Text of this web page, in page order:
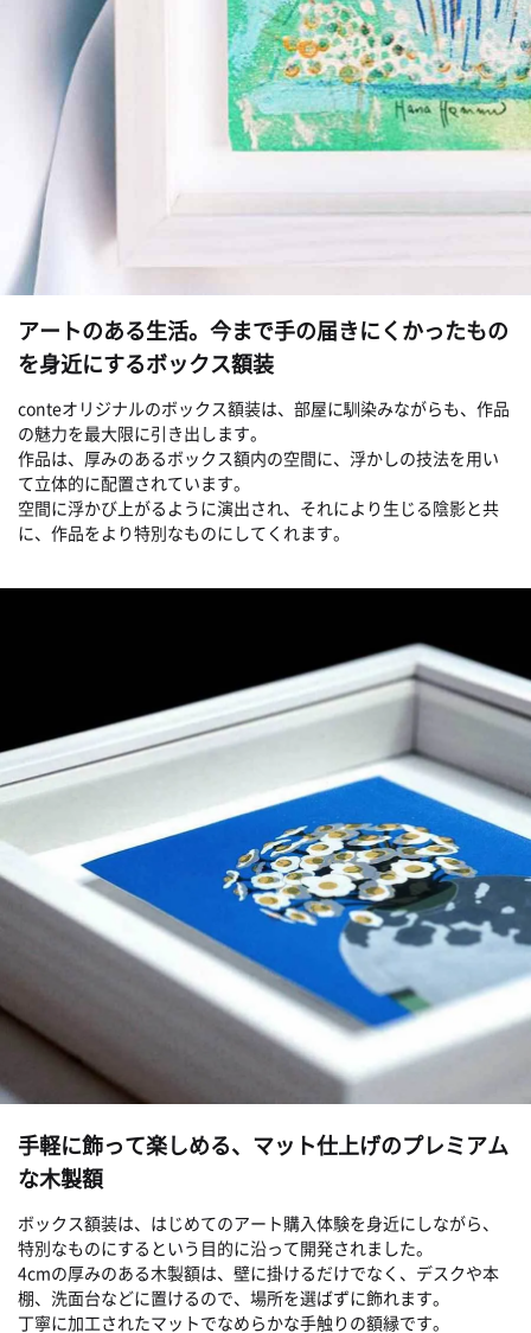
アートのある生活。今まで手の届きにくかったもの
を身近にするボックス額装
conteオリジナルのボックス額装は、部屋に馴染みながらも、作品
の魅力を最大限に引き出します。
作品は、厚みのあるボックス額内の空間に、浮かしの技法を用い
て立体的に配置されています。
空間に浮かび上がるように演出され、それにより生じる陰影と共
に、作品をより特別なものにしてくれます。
手軽に飾って楽しめる、マット仕上げのプレミアム
な木製額
ボックス額装は、はじめてのアート購入体験を身近にしながら、
特別なものにするという目的に沿って開発されました。
4cmの厚みのある木製額は、壁に掛けるだけでなく、デスクや本
棚、洗面台などに置けるので、場所を選ばずに飾れます。
丁寧に加工されたマットでなめらかな手触りの額縁です。